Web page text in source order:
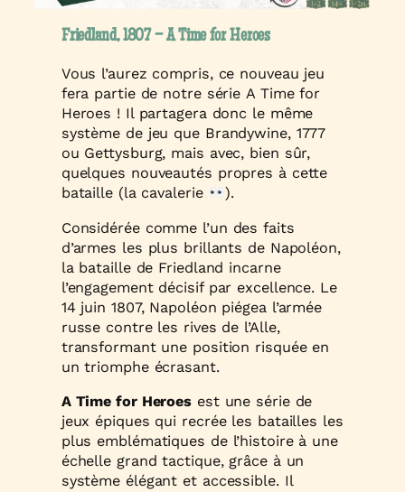
Friedland, 1807 – A Time for Heroes
Vous l’aurez compris, ce nouveau jeu
fera partie de notre sérieA Time for
Heroes ! Il partagera donc le même
système de jeu que Brandywine, 1777
ou Gettysburg, mais avec, bien sûr,
quelques nouveautés propres à cette
bataille (la cavalerie
).
Considérée comme l’un des faits
d’armes les plus brillants de Napoléon,
la bataille de Friedland incarne
l’engagement décisif par excellence. Le
14 juin 1807, Napoléon piégea l’armée
russe contre les rives de l’Alle,
transformant une position risquée en
un triomphe écrasant.
A Time for Heroes est une série de
jeux épiques qui recrée les batailles les
plus emblématiques de l’histoire à une
échelle grand tactique, grâce à un
système élégant et accessible. Il